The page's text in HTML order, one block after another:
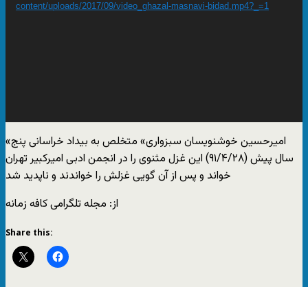
content/uploads/2017/09/video_ghazal-masnavi-bidad.mp4?_=1
«امیرحسین خوشنویسان سبزواری» متخلص به بیداد خراسانی پنج
سال پیش (۹۱/۴/۲۸) این غزل مثنوی را در انجمن ادبی امیرکبیر تهران
خواند و پس از آن گویی غزلش را خواندند و ناپدید شد
از: مجله تلگرامی کافه زمانه
Share this: